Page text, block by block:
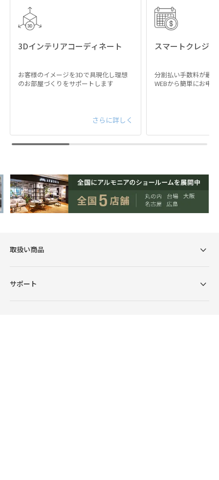
3Dインテリアコーディネート
お客様のイメージを3Dで具現化し理想
のお部屋づくりをサポートします
さらに詳しく
スマートクレジ
分割払い手数料が最
WEBから簡単にお申
取扱い商品
サポート